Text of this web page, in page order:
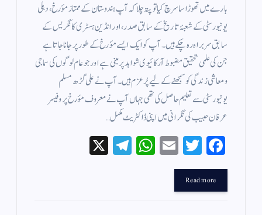
بارے میں تھوڑا سا سرچ کیا تو پتہ چلا کہ آپ ہندوستان کے ممتاز مؤرخ، دہلی
یونیورسٹی کے شعبۂ تاریخ کے سابق صدر، اور انڈین ہسٹری کانگریس کے
سابق سربراہ رہ چکے ہیں۔ آپ کو ایک ایسے مؤرخ کے طور پر جانا جاتا ہے
جن کی علمی تحقیق مضبوط آرکائیوی شواہد پر مبنی ہے اور جو عام لوگوں کی سماجی
و معاشی زندگی کو سمجھنے کے لیے پُرعزم ہیں۔ آپ نے علی گڑھ مسلم
یونیورسٹی سے تعلیم حاصل کی تھی جہاں آپ نے معروف مؤرخ پروفیسر
عرفان حبیب کی نگرانی میں اپنی ڈاکٹریٹ مکمل…
Fa
ce
bo
ok
T
wi
r
E
m
W
ha
Te
le
Read more